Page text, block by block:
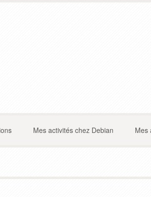
Mes activités chez Debian Mes